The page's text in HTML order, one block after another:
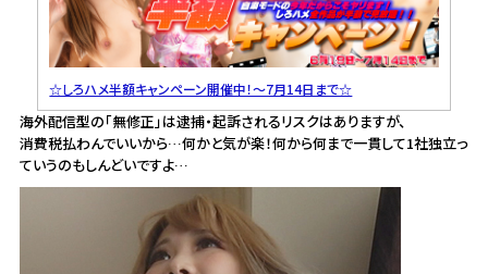
☆しろハメ半額キャンペーン開催中！～7月14日まで☆
海外配信型の「無修正」は逮捕・起訴されるリスクはありますが、
消費税払わんでいいから…何かと気が楽！何から何まで一貫して1社独立っ
ていうのもしんどいですよ…